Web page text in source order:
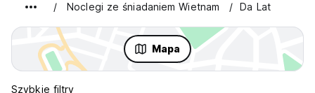
Noclegi ze śniadaniem Wietnam Da Lat
Mapa
Szybkie filtry